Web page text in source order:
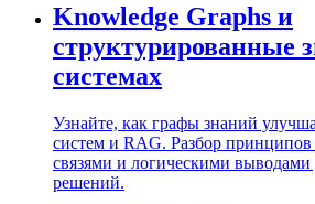
Knowledge Graphs и
структурированные
системах
Узнайте, как графы знаний
систем и RAG. Разбор
связями и логическими
решений.